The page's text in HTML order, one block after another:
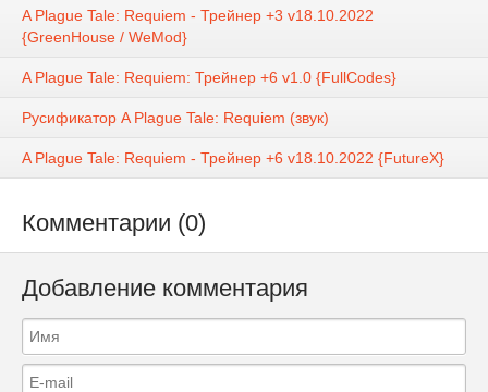
A Plague Tale: Requiem - Трейнер +3 v18.10.2022
{GreenHouse / WeMod}
A Plague Tale: Requiem: Трейнер +6 v1.0 {FullCodes}
Русификатор A Plague Tale: Requiem (звук)
A Plague Tale: Requiem - Трейнер +6 v18.10.2022 {FutureX}
Комментарии (0)
Добавление комментария